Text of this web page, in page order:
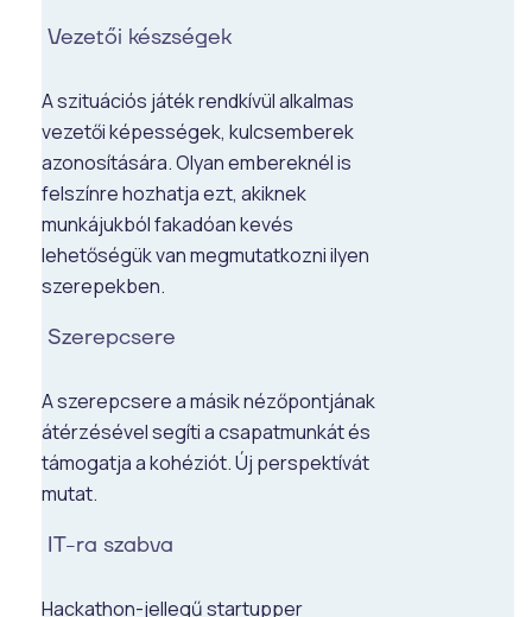
Vezetői készségek
A szituációs játék rendkívül alkalmas
vezetői képességek, kulcsemberek
azonosítására. Olyan embereknél is
felszínre hozhatja ezt, akiknek
munkájukból fakadóan kevés
lehetőségük van megmutatkozni ilyen
szerepekben.
Szerepcsere
A szerepcsere a másik nézőpontjának
átérzésével segíti a csapatmunkát és
támogatja a kohéziót. Új perspektívát
mutat.
IT-ra szabva
Hackathon-jellegű startupper